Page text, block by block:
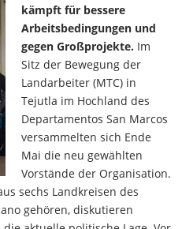
kämpft für bessere
Arbeitsbedingungen und
gegen Großprojekte. Im
Sitz der Bewegung der
Landarbeiter (MTC) in
Tejutla im Hochland des
Departamentos San Marcos
versammelten sich Ende
Mai die neu gewählten
Vorstände der Organisation.
sechs Landkreisen des
gehören, diskutieren